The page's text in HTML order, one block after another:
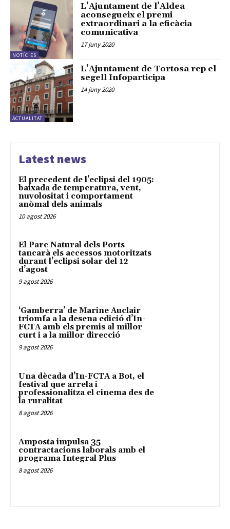
NOTÍCIES
L’Ajuntament de l’Aldea
aconsegueix el premi
extraordinari a la eficàcia
comunicativa
17 juny 2020
ACTUALITAT
L’Ajuntament de Tortosa rep el
segell Infoparticipa
14 juny 2020
Latest news
El precedent de l’eclipsi del 1905:
baixada de temperatura, vent,
nuvolositat i comportament
anòmal dels animals
10 agost 2026
El Parc Natural dels Ports
tancarà els accessos motoritzats
durant l’eclipsi solar del 12
d’agost
9 agost 2026
‘Gamberra’ de Marine Auclair
triomfa a la desena edició d’In-
FCTA amb els premis al millor
curt i a la millor direcció
9 agost 2026
Una dècada d’In-FCTA a Bot, el
festival que arrela i
professionalitza el cinema des de
la ruralitat
8 agost 2026
Amposta impulsa 35
contractacions laborals amb el
programa Integral Plus
8 agost 2026